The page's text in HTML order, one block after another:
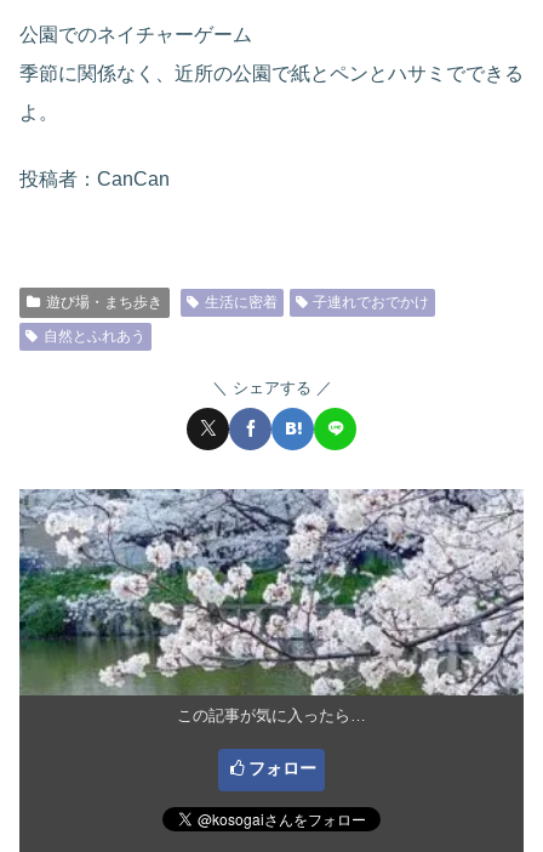
公園でのネイチャーゲーム
季節に関係なく、近所の公園で紙とペンとハサミでできる
よ。
投稿者：CanCan
遊び場・まち歩き 生活に密着
子連れでおでかけ
自然とふれあう
シェアする
この記事が気に入ったら…
フォロー